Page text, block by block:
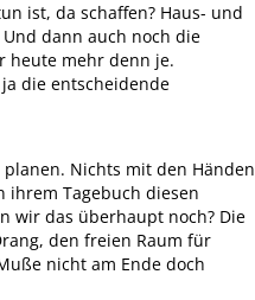
ist, da schaffen? Haus- und
dann auch noch die
heute mehr denn je.
die entscheidende
Nichts mit den Händen
ihrem Tagebuch diesen
wir das überhaupt noch? Die
den freien Raum für
nicht am Ende doch